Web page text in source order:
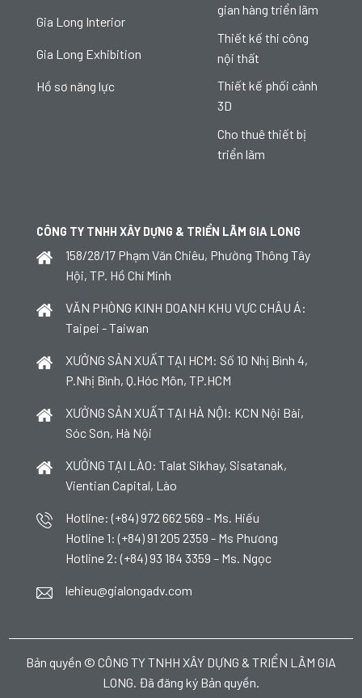
Gia Long Interior
Gia Long Exhibition
Hồ sơ năng lực
gian hàng triển lãm
Thiết kế thi công
nội thất
Thiết kế phối cảnh
3D
Cho thuê thiết bị
triển lãm
CÔNG TY TNHH XÂY DỰNG & TRIỂN LÃM GIA LONG
158/28/17 Phạm Văn Chiêu, Phường Thông Tây
Hội, TP. Hồ Chí Minh
VĂN PHÒNG KINH DOANH KHU VỰC CHÂU Á:
Taipei - Taiwan
XƯỞNG SẢN XUẤT TẠI HCM: Số 10 Nhị Bình 4,
P.Nhị Bình, Q.Hóc Môn, TP.HCM
XƯỞNG SẢN XUẤT TẠI HÀ NỘI: KCN Nội Bài,
Sóc Sơn, Hà Nội
XƯỞNG TẠI LÀO: Talat Sikhay, Sisatanak,
Vientian Capital, Lào
Hotline: (+84) 972 662 569 - Ms. Hiếu
Hotline 1: (+84) 91 205 2359 - Ms Phương
Hotline 2: (+84) 93 184 3359 – Ms. Ngọc
lehieu@gialongadv.com
Bản quyền © CÔNG TY TNHH XÂY DỰNG & TRIỂN LÃM GIA
LONG. Đã đăng ký Bản quyền.